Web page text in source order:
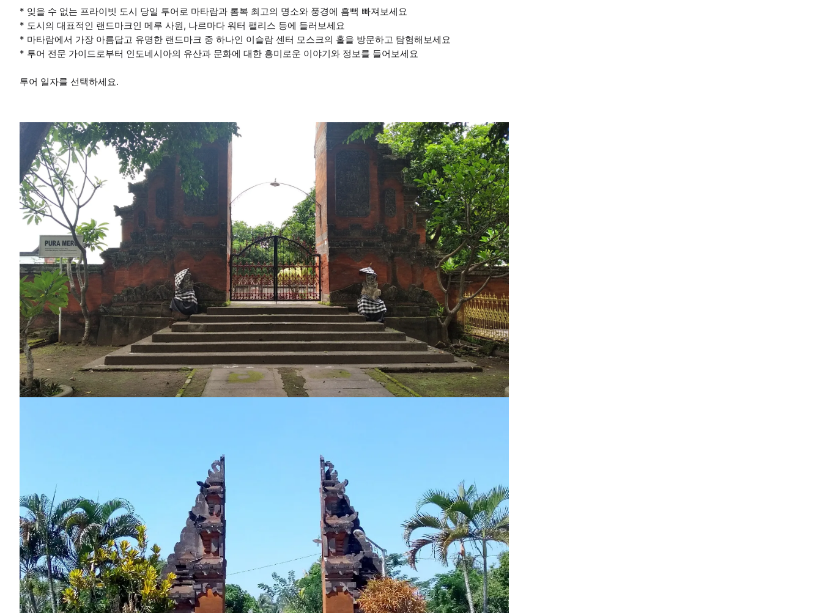
* 잊을 수 없는 프라이빗 도시 당일 투어로 마타람과 롬복 최고의 명소와 풍경에 흠뻑 빠져보세요
* 도시의 대표적인 랜드마크인 메루 사원, 나르마다 워터 팰리스 등에 들러보세요
* 마타람에서 가장 아름답고 유명한 랜드마크 중 하나인 이슬람 센터 모스크의 홀을 방문하고 탐험해보세요
* 투어 전문 가이드로부터 인도네시아의 유산과 문화에 대한 흥미로운 이야기와 정보를 들어보세요
투어 일자를 선택하세요.